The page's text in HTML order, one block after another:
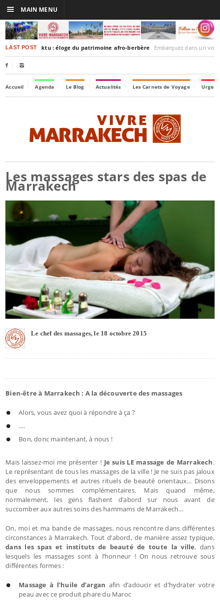
LAST POSTTimbuktu : éloge du patrimoine afro-berbère Embarquez dans un voyage culturel dans le
 
Accueil Agenda Le Blog Actualités Les Carnets de Voyage
Les massages stars des spas de
Marrakech
Le chef des massages, le 18 octobre 2015
Bien-être à Marrakech : A la découverte des massages
Alors, vous avez quoi à répondre à ça ?
….
Bon, donc maintenant, à nous !
Mais laissez-moi me présenter ! Je suis LE massage de Marrakech.
Le représentant de tous les massages de la ville ! Je ne suis pas jaloux
des enveloppements et autres rituels de beauté orientaux… Disons
que nous sommes complémentaires. Mais quand même,
normalement, les gens flashent d’abord sur nous avant de
succomber aux autres soins des hammams de Marrakech…
On, moi et ma bande de massages, nous rencontre dans différentes
circonstances à Marrakech. Tout d’abord, de manière assez typique,
dans les spas et instituts de beauté de toute la ville, dans
lesquels les massages sont à l’honneur ! On nous retrouve sous
différentes formes :
Massage à l’huile d’argan afin d’adoucir et d’hydrater votre
peau avec ce produit phare du Maroc
☰ MAIN MENU